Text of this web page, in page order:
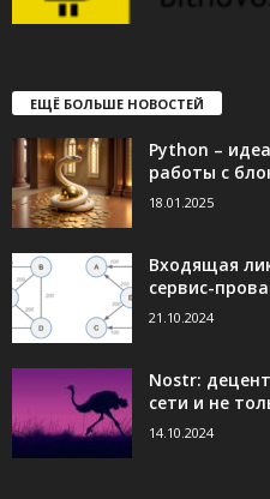
ЕЩЁ БОЛЬШЕ НОВОСТЕЙ
Python –
работы с
18.01.2025
Входящая
сервис-
21.10.2024
Nostr:
сети и не
14.10.2024